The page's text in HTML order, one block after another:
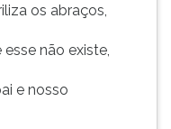
os abraços,
não existe,
e nosso